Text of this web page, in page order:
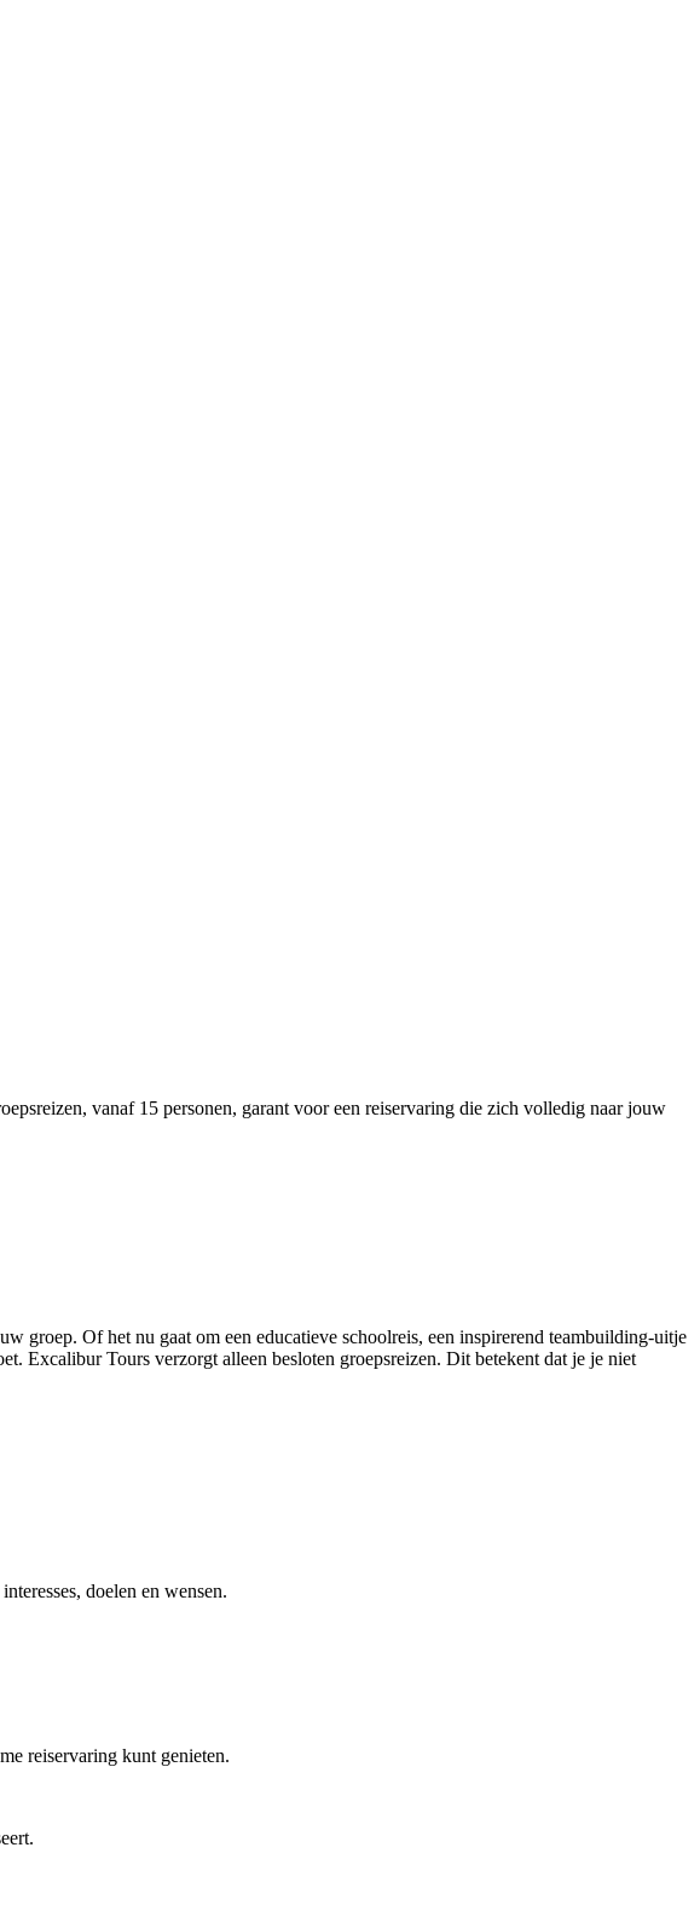
vanaf 15 personen, garant voor een reiservaring die zich volledig naar jouw
groep. Of het nu gaat om een educatieve schoolreis, een inspirerend teambuilding-uitje
Excalibur Tours verzorgt alleen besloten groepsreizen. Dit betekent dat je je niet
doelen en wensen.
reiservaring kunt genieten.